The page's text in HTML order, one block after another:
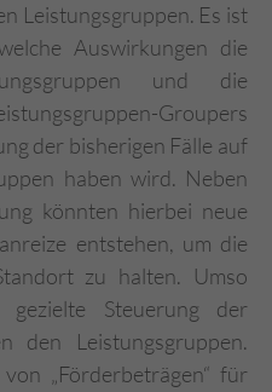
Leistungsgruppen. Es ist
Auswirkungen die
und die
Groupers
der bisherigen Fälle auf
haben wird. Neben
könnten hierbei neue
entstehen, um die
zu halten. Umso
Steuerung der
den Leistungsgruppen.
„Förderbeträgen“ für